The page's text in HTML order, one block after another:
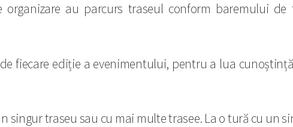
au parcurs traseul conform baremului
fiecare ediție a evenimentului, pentru a lua
traseu sau cu mai multe trasee. La o tură cu un